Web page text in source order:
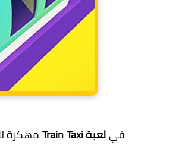
فيلعبة Train Taxi
مهكرة